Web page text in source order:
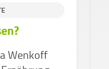
Wenkoff